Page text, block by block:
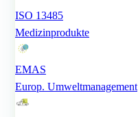
ISO 13485
Medizinprodukte
EMAS
Europ. Umweltmanagement